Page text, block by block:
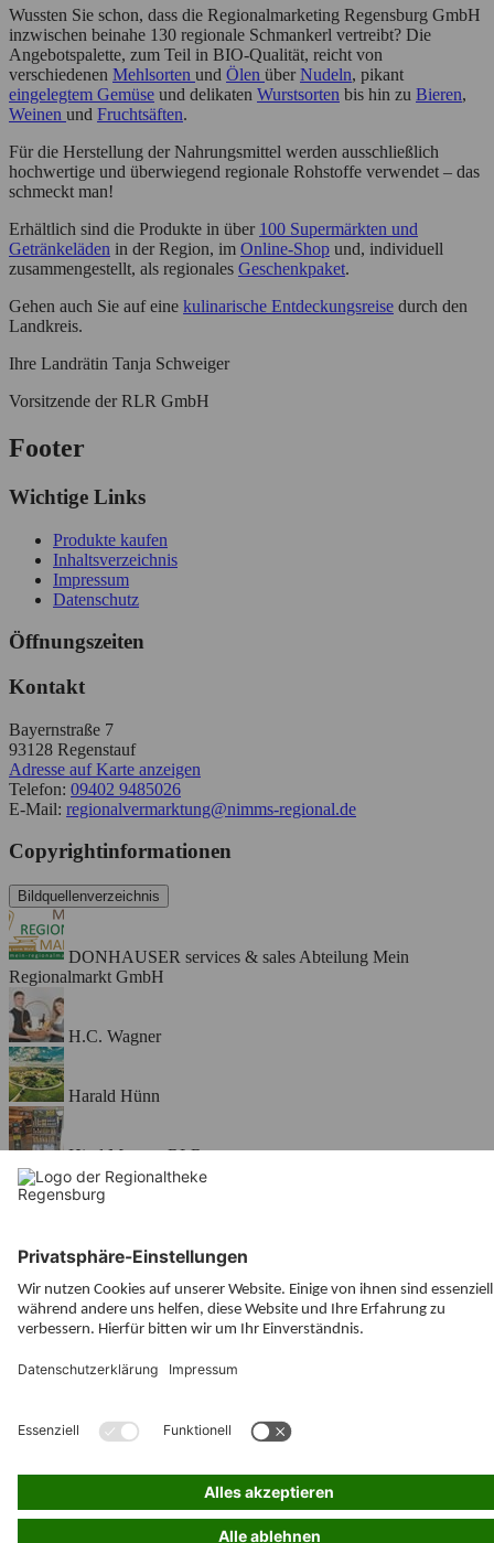
Wussten Sie schon, dass die Regionalmarketing Regensburg GmbH
inzwischen beinahe 130 regionale Schmankerl vertreibt? Die
Angebotspalette, zum Teil in BIO-Qualität, reicht von
verschiedenen Mehlsorten und Ölen über Nudeln, pikant
eingelegtem Gemüse und delikaten Wurstsorten bis hin zu Bieren,
Weinen und Fruchtsäften.
Für die Herstellung der Nahrungsmittel werden ausschließlich
hochwertige und überwiegend regionale Rohstoffe verwendet – das
schmeckt man!
Erhältlich sind die Produkte in über 100 Supermärkten und
Getränkeläden in der Region, im Online-Shop und, individuell
zusammengestellt, als regionales Geschenkpaket.
Gehen auch Sie auf eine kulinarische Entdeckungsreise durch den
Landkreis.
Ihre Landrätin Tanja Schweiger
Vorsitzende der RLR GmbH
Footer
Wichtige Links
Produkte kaufen
Inhaltsverzeichnis
Impressum
Datenschutz
Öffnungszeiten
Kontakt
Bayernstraße 7
93128 Regenstauf
Adresse auf Karte anzeigen
Telefon: 09402 9485026
E-Mail: regionalvermarktung@nimms-regional.de
Copyrightinformationen
Bildquellenverzeichnis
DONHAUSER services & sales Abteilung Mein
Regionalmarkt GmbH
H.C. Wagner
Harald Hünn
Hierl Marco - RLR
CMS, © 2026digitalfabriX
Seitenanfang